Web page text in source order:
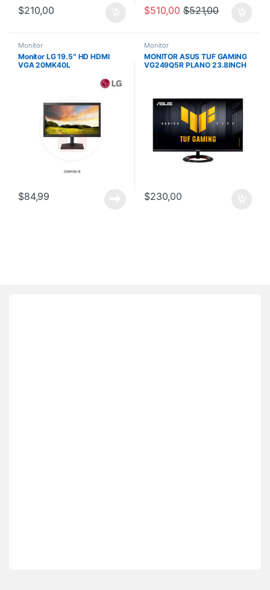
$210,00 $510,00 $521,00
Monitor
Monitor LG 19.5″ HD HDMI
VGA 20MK40L
$84,99
Monitor
MONITOR ASUS TUF GAMING
VG249Q5R PLANO 23.8INCH
$230,00